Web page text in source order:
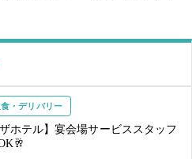
・デリバリー
ホテル】宴会場サービススタッフ